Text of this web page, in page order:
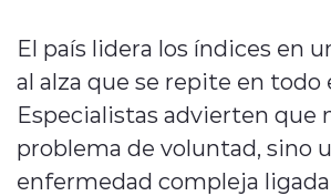
Deportes
El país lidera los índices en
al alza que se repite en todo
Especialistas advierten que
problema de voluntad, sino
enfermedad compleja